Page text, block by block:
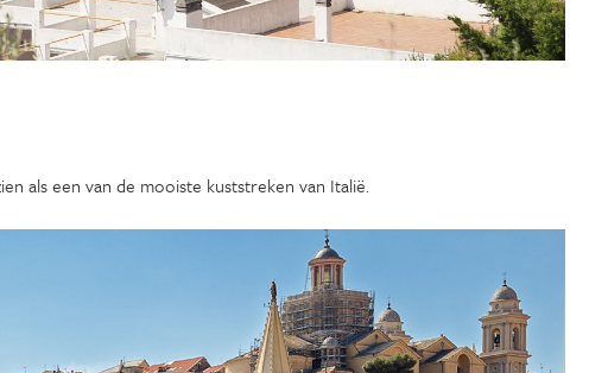
als een van de mooiste kuststreken van Italië.